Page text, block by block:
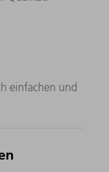
einfachen und